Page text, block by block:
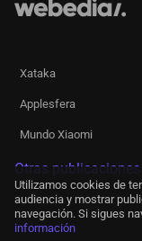
Xataka
Applesfera
Mundo Xiaomi
Otras
Utilizamos cookies de
audiencia y mostrar
navegación. Si sigues
información